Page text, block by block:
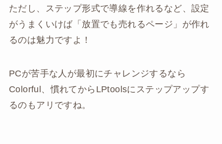
ただし、ステップ形式で導線を作れるなど、設定
がうまくいけば「放置でも売れるページ」が作れ
るのは魅力ですよ！
PCが苦手な人が最初にチャレンジするなら
Colorful、慣れてからLPtoolsにステップアップす
るのもアリですね。